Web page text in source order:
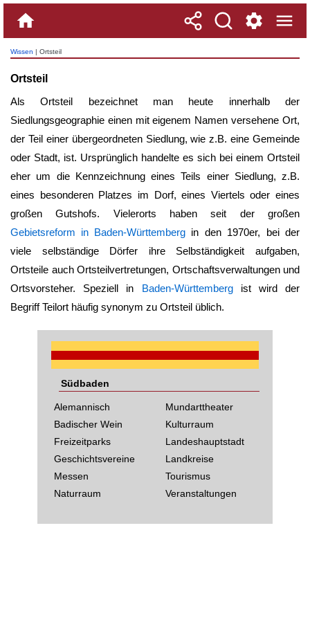
Wissen | Ortsteil
Ortsteil
AlsOrtsteil bezeichnet man heute innerhalb der
Siedlungsgeographie einen mit eigenem Namen versehene Ort,
der Teil einer übergeordneten Siedlung, wie z.B. eine Gemeinde
oder Stadt, ist. Ursprünglich handelte es sich bei einem Ortsteil
eher um die Kennzeichnung eines Teils einer Siedlung, z.B.
eines besonderen Platzes im Dorf, eines Viertels oder eines
großen Gutshofs. Vielerorts haben seit der großen
Gebietsreform in Baden-Württemberg in den 1970er, bei der
viele selbständige Dörfer ihre Selbständigkeit aufgaben,
Ortsteile auch Ortsteilvertretungen, Ortschaftsverwaltungen und
Ortsvorsteher. Speziell in Baden-Württembergist wird der
Begriff Teilort häufig synonym zu Ortsteil üblich.
Südbaden
Alemannisch
Badischer Wein
Freizeitparks
Geschichtsvereine
Messen
Naturraum
Mundarttheater
Kulturraum
Landeshauptstadt
Landkreise
Tourismus
Veranstaltungen